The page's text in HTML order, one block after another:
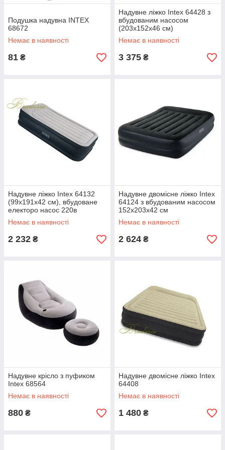
Подушка надувна INTEX
68672
Немає в наявності
81 ₴
Надувне ліжко Intex 64428 з
вбудованим насосом
(203х152х46 см)
Немає в наявності
3 375 ₴
Надувне ліжко Intex 64132
(99х191х42 см), вбудоване
електоро насос 220в
Немає в наявності
2 232 ₴
Надувне двомісне ліжко Intex
64124 з вбудованим насосом
152x203x42 см
Немає в наявності
2 624 ₴
Надувне крісло з пуфиком
Intex 68564
Немає в наявності
880 ₴
Надувне двомісне ліжко Intex
64408
Немає в наявності
1 480 ₴